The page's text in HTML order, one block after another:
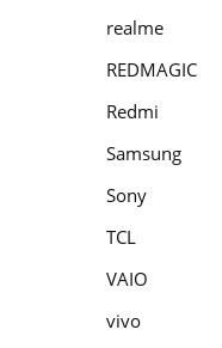
realme
REDMAGIC
Redmi
Samsung
Sony
TCL
VAIO
vivo